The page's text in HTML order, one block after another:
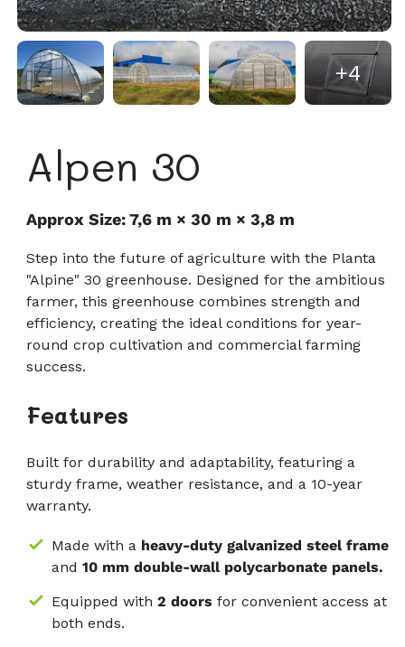
+4
Alpen 30
Approx Size: 7,6 m × 30 m × 3,8 m
Step into the future of agriculture with the Planta
"Alpine" 30 greenhouse. Designed for the ambitious
farmer, this greenhouse combines strength and
efficiency, creating the ideal conditions for year-
round crop cultivation and commercial farming
success.
Features
Built for durability and adaptability, featuring a
sturdy frame, weather resistance, and a 10-year
warranty.
Made with a heavy-duty galvanized steel frame
and 10 mm double-wall polycarbonate panels.
Equipped with 2 doors for convenient access at
both ends.